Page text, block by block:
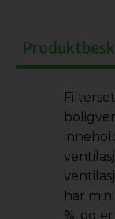
har
%, og